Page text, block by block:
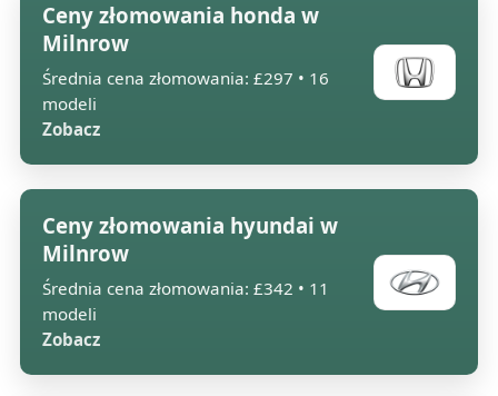
Ceny złomowania honda w
Milnrow
Średnia cena złomowania: £297 • 16
modeli
Zobacz
Ceny złomowania hyundai w
Milnrow
Średnia cena złomowania: £342 • 11
modeli
Zobacz